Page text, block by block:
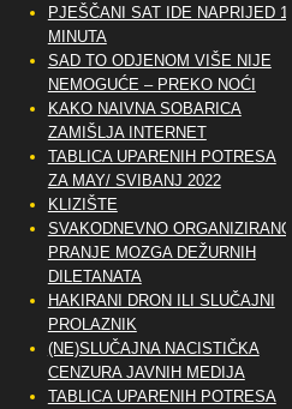
PJEŠČANI SAT IDE NAPRIJED 10
MINUTA
SAD TO ODJENOM VIŠE NIJE
NEMOGUĆE – PREKO NOĆI
KAKO NAIVNA SOBARICA
ZAMIŠLJA INTERNET
TABLICA UPARENIH POTRESA
ZA MAY/ SVIBANJ 2022
KLIZIŠTE
SVAKODNEVNO ORGANIZIRANO
PRANJE MOZGA DEŽURNIH
DILETANATA
HAKIRANI DRON ILI SLUČAJNI
PROLAZNIK
(NE)SLUČAJNA NACISTIČKA
CENZURA JAVNIH MEDIJA
TABLICA UPARENIH POTRESA